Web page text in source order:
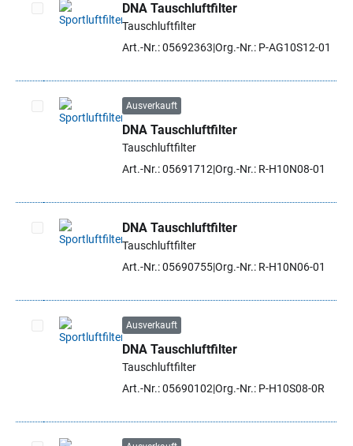
Artikel auswählen
DNA Tauschluftfilter
Tauschluftfilter
Art.-Nr.: 05692363 Org.-Nr.: P-AG10S12-01
Artikel auswählen
Ausverkauft
DNA Tauschluftfilter
Tauschluftfilter
Art.-Nr.: 05691712 Org.-Nr.: R-H10N08-01
Artikel auswählen
DNA Tauschluftfilter
Tauschluftfilter
Art.-Nr.: 05690755Org.-Nr.: R-H10N06-01
Artikel auswählen
Ausverkauft
DNA Tauschluftfilter
Tauschluftfilter
Art.-Nr.: 05690102 Org.-Nr.: P-H10S08-0R